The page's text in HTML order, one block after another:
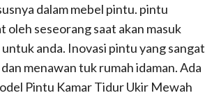
dalam mebel pintu. pintu
seseorang saat akan masuk
anda. Inovasi pintu yang sangat
menawan tuk rumah idaman. Ada
Pintu Kamar Tidur Ukir Mewah